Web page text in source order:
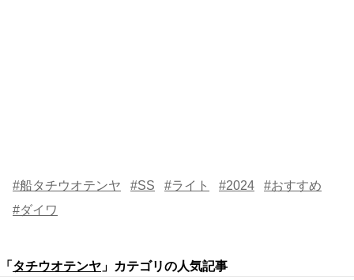
#船タチウオテンヤ #SS #ライト #2024
#おすすめ
#ダイワ
「 タチウオテンヤ 」カテゴリの人気記事